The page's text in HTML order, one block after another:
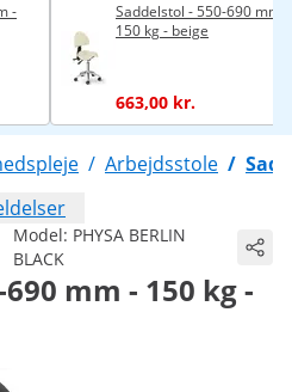
-
Saddelstol - 550-690 mm -
150 kg - beige
663,00 kr.
/ Arbejdsstole /
Model: PHYSA BERLIN
BLACK
mm - 150 kg -